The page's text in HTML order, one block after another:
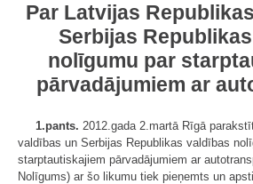
Par Latvijas
Serbijas
nolīgumu par
pārvadājumiem ar
1.pants. 2012.gada 2.martā Rīgā
valdības un Serbijas Republikas valdības
starptautiskajiem pārvadājumiem ar
Nolīgums) ar šo likumu tiek pieņemts un